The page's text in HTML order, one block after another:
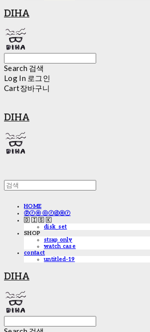
DIHA
Search 검색
Log In 로그인
Cart장바구니
DIHA
HOME
ⓟⓡⓔ ⓞⓡⓓⓔⓡ
🇩 🇮 🇸 🇰
disk_set
SHOP
strap only
watch case
contact
untitled-19
DIHA